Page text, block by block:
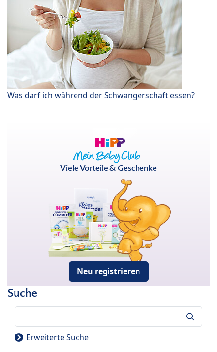
Was darf ich während der Schwangerschaft essen?
Viele Vorteile & Geschenke
Neu registrieren
Suche
Erweiterte Suche